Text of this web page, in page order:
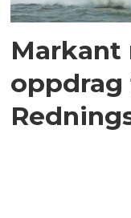
Markant
oppdrag